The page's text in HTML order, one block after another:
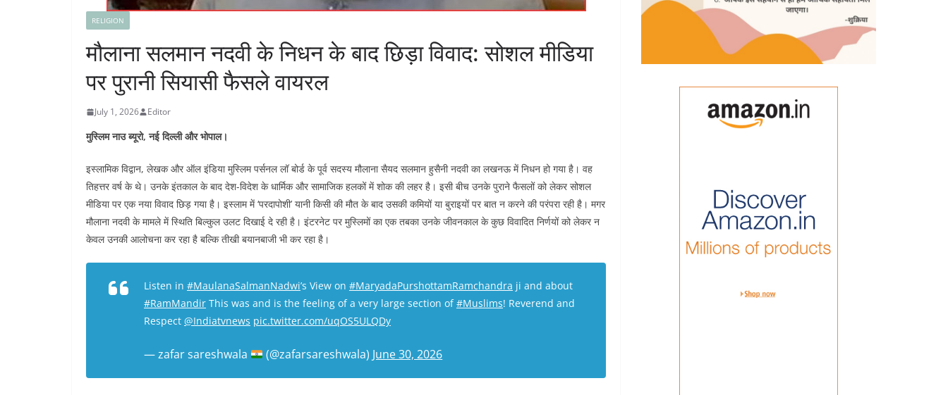
RELIGION
मौलाना सलमान नदवी के निधन के बाद छिड़ा विवाद: सोशल मीडिया
पर पुरानी सियासी फैसले वायरल
July 1, 2026 Editor
मुस्लिम नाउ ब्यूरो, नई दिल्ली और भोपाल।
इस्लामिक विद्वान, लेखक और ऑल इंडिया मुस्लिम पर्सनल लॉ बोर्ड के पूर्व सदस्य मौलाना सैयद सलमान हुसैनी नदवी का लखनऊ में निधन हो गया है। वह
तिहत्तर वर्ष के थे। उनके इंतकाल के बाद देश-विदेश के धार्मिक और सामाजिक हलकों में शोक की लहर है। इसी बीच उनके पुराने फैसलों को लेकर सोशल
मीडिया पर एक नया विवाद छिड़ गया है। इस्लाम में ‘परदापोशी’ यानी किसी की मौत के बाद उसकी कमियों या बुराइयों पर बात न करने की परंपरा रही है। मगर
मौलाना नदवी के मामले में स्थिति बिल्कुल उलट दिखाई दे रही है। इंटरनेट पर मुस्लिमों का एक तबका उनके जीवनकाल के कुछ विवादित निर्णयों को लेकर न
केवल उनकी आलोचना कर रहा है बल्कि तीखी बयानबाजी भी कर रहा है।
Listen in #MaulanaSalmanNadwi’s View on #MaryadaPurshottamRamchandra ji and about
#RamMandir This was and is the feeling of a very large section of#Muslims! Reverend and
Respect @Indiatvnews pic.twitter.com/uqOS5ULQDy
— zafar sareshwala (@zafarsareshwala) June 30, 2026